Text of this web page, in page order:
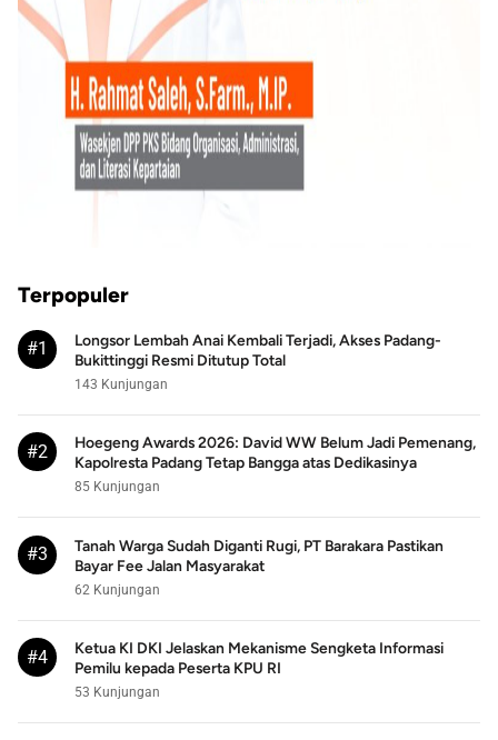
Terpopuler
#1
Longsor Lembah Anai Kembali Terjadi, Akses Padang-
Bukittinggi Resmi Ditutup Total
143 Kunjungan
#2
Hoegeng Awards 2026: David WW Belum Jadi Pemenang,
Kapolresta Padang Tetap Bangga atas Dedikasinya
85 Kunjungan
#3
Tanah Warga Sudah Diganti Rugi, PT Barakara Pastikan
Bayar Fee Jalan Masyarakat
62 Kunjungan
#4
Ketua KI DKI Jelaskan Mekanisme Sengketa Informasi
Pemilu kepada Peserta KPU RI
53 Kunjungan